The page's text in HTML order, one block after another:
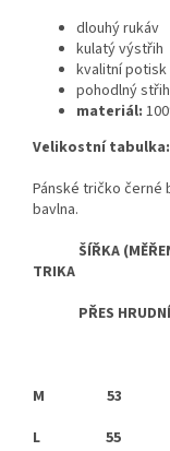
dlouhý rukáv
kulatý výstřih
kvalitní potisk
pohodlný střih
materiál:
Velikostní tabulka:
Pánské tričko černé
bavlna.
ŠÍŘKA
TRIKA
PŘES
M
L
55